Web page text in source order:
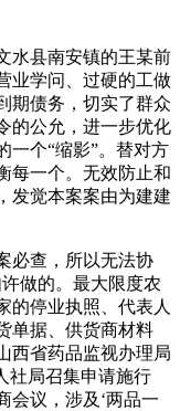
县南安镇的王某前
业学问、过硬的工做
期债务，切实了群众
的公允，进一步优化
一个“缩影”。替对方
每一个。无效防止和
发觉本案案由为建建
查，所以无法协
做的。最大限度农
的停业执照、代表人
单据、供货商材料
西省药品监视办理局
社局召集申请施行
会议，涉及‘两品一